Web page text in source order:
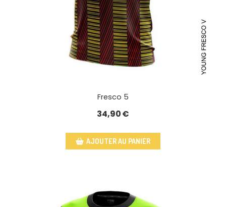
Fresco 5
34,90€
AJOUTER AU PANIER